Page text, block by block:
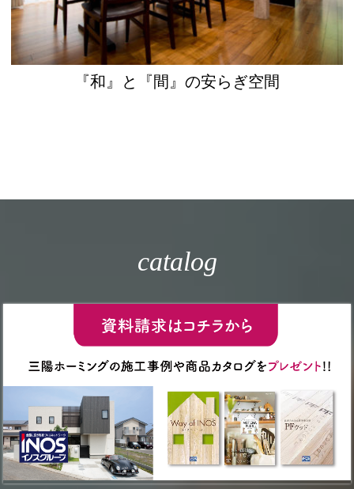
『和』と『間』の安らぎ空間
catalog